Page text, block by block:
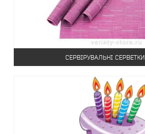
СЕРВІРУВАЛЬНІ СЕРВЕТКИ